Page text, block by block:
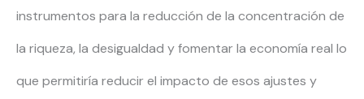
instrumentos para la reducción de la concentración de
la riqueza, la desigualdad y fomentar la economía real lo
que permitiría reducir el impacto de esos ajustes y